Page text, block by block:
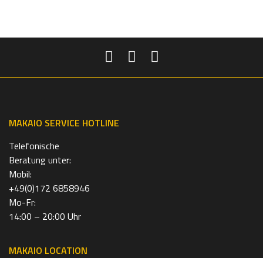
MAKAIO SERVICE HOTLINE
Telefonische
Beratung unter:
Mobil:
+49(0)172 6858946
Mo-Fr:
14:00 – 20:00 Uhr
MAKAIO LOCATION